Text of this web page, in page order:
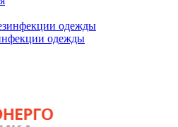
одежды